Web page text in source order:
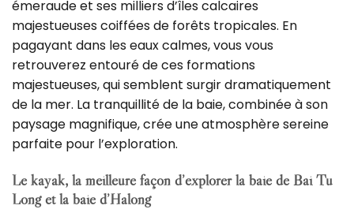
émeraude et ses milliers d’îles calcaires
majestueuses coiffées de forêts tropicales. En
pagayant dans les eaux calmes, vous vous
retrouverez entouré de ces formations
majestueuses, qui semblent surgir dramatiquement
de la mer. La tranquillité de la baie, combinée à son
paysage magnifique, crée une atmosphère sereine
parfaite pour l’exploration.
Le kayak, la meilleure façon d’explorer la baie de Bai Tu
Long et la baie d’Halong